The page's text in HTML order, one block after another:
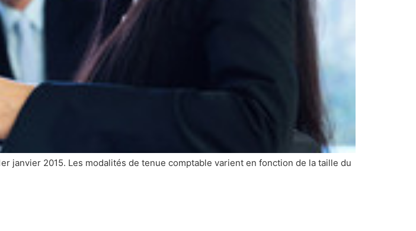
janvier 2015. Les modalités de tenue comptable varient en fonction de la taille du